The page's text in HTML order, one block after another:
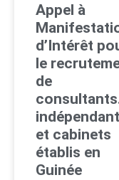
Appel à
d’Intérêt
le
de
et cabinets
établis en
Guinée